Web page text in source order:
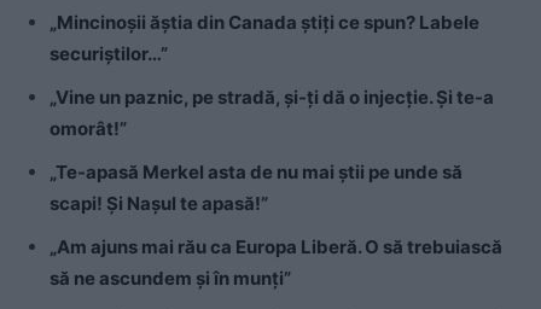
„Mincinoșii ăștia din Canada știți ce spun? Labele
securiștilor…”
„Vine un paznic, pe stradă, și-ți dă o injecție. Și te-a
omorât!”
„Te-apasă Merkel asta de nu mai știi pe unde să
scapi! Și Nașul te apasă!”
„Am ajuns mai rău ca Europa Liberă. O să trebuiască
să ne ascundem și în munți”